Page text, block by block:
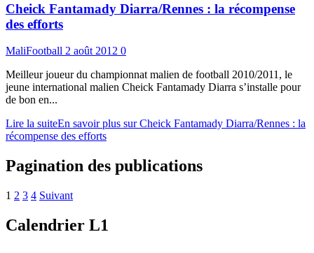
Cheick Fantamady Diarra/Rennes : la récompense
des efforts
MaliFootball 2 août 2012 0
Meilleur joueur du championnat malien de football 2010/2011, le
jeune international malien Cheick Fantamady Diarra s’installe pour
de bon en...
Lire la suiteEn savoir plus sur Cheick Fantamady Diarra/Rennes : la
récompense des efforts
Pagination des publications
1 2 3 4 Suivant
Calendrier L1